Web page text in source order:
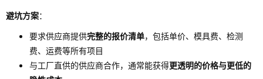
避坑方案：
要求供应商提供完整的报价清单，包括单价、模具费、检测
费、运费等所有项目
与工厂直供的供应商合作，通常能获得更透明的价格与更低的